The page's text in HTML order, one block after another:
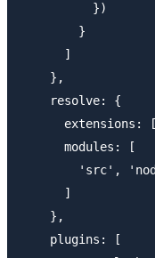
          })
        }
      ]
    },
    resolve: {
extensions:
      modules: [
'src',
      ]
    },
    plugins: [